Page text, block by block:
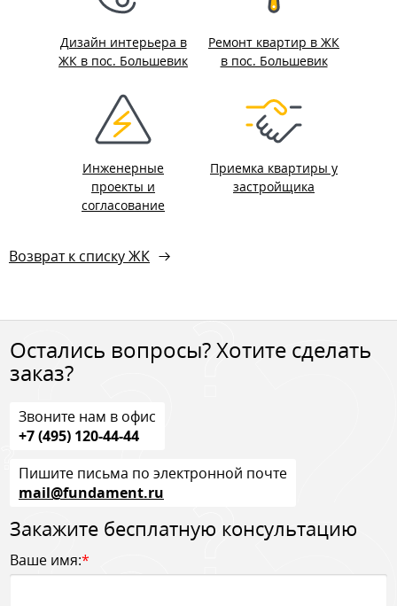
Дизайн интерьера в
ЖК в пос. Большевик
Ремонт квартир в ЖК
в пос. Большевик
Инженерные
проекты и
согласование
Приемка квартиры у
застройщика
Возврат к списку ЖК
Остались вопросы? Хотите сделать
заказ?
Звоните нам в офис
+7 (495) 120-44-44
Пишите письма по электронной почте
mail@fundament.ru
Закажите бесплатную консультацию
Ваше имя:*